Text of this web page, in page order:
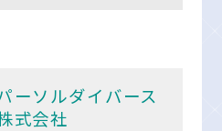
ーソルダイバース
式会社